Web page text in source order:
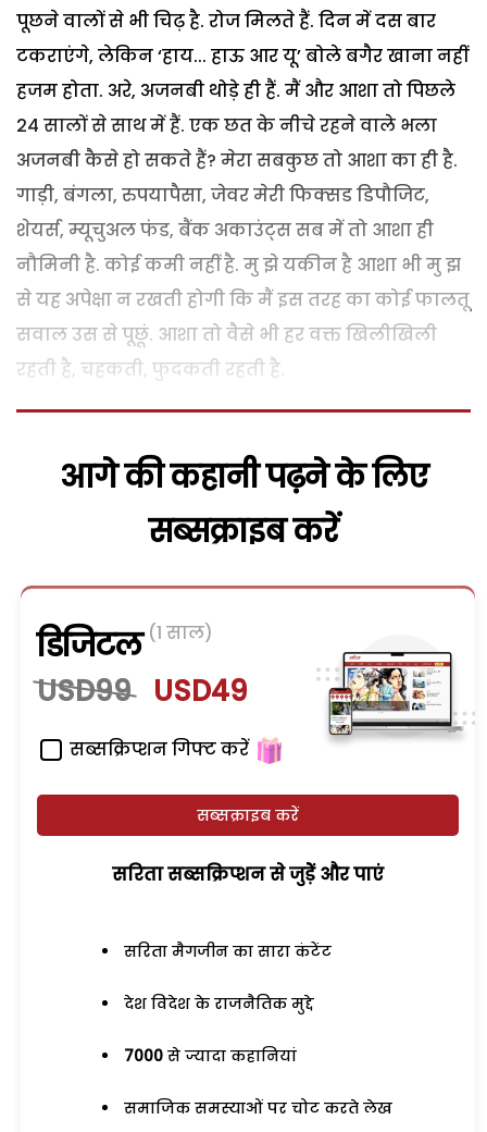
पूछने वालों से भी चिढ़ है. रोज मिलते हैं. दिन में दस बार
टकराएंगे, लेकिन ‘हाय... हाऊ आर यू’ बोले बगैर खाना नहीं
हजम होता. अरे, अजनबी थोड़े ही हैं. मैं और आशा तो पिछले
24 सालों से साथ में हैं. एक छत के नीचे रहने वाले भला
अजनबी कैसे हो सकते हैं? मेरा सबकुछ तो आशा का ही है.
गाड़ी, बंगला, रुपयापैसा, जेवर मेरी फिक्सड डिपौजिट,
शेयर्स, म्यूचुअल फंड, बैंक अकाउंट्स सब में तो आशा ही
नौमिनी है. कोई कमी नहीं है. मु झे यकीन है आशा भी मु झ
से यह अपेक्षा न रखती होगी कि मैं इस तरह का कोई फालतू
सवाल उस से पूछूं. आशा तो वैसे भी हर वक्त खिलीखिली
रहती है, चहकती, फुदकती रहती है.
आगे की कहानी पढ़ने के लिए
सब्सक्राइब करें
डिजिटल (1 साल)
USD99 USD49
सब्सक्रिप्शन गिफ्ट करें
सब्सक्राइब करें
सरिता सब्सक्रिप्शन से जुड़ेें और पाएं
सरिता मैगजीन का सारा कंटेंट
देश विदेश के राजनैतिक मुद्दे
7000 से ज्यादा कहानियां
समाजिक समस्याओं पर चोट करते लेख